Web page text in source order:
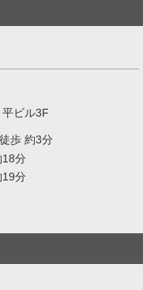
ビル3F
歩 約3分
18分
19分